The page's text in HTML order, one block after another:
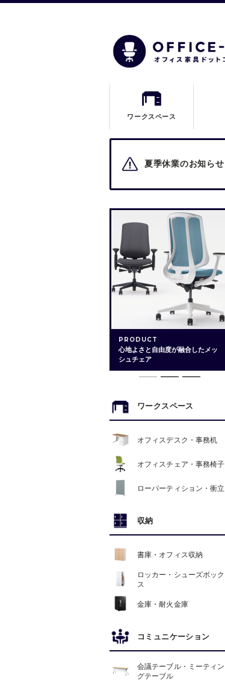
ワークスペース
夏季休業のお知らせ
PRODUCT
心地よさと自由度が融合したメッ
シュチェア
ワークスペース
オフィスデスク・事務机
オフィスチェア・事務椅子
ローパーティション・衝立
収納
書庫・オフィス収納
ロッカー・シューズボック
ス
金庫・耐火金庫
コミュニケーション
会議テーブル・ミーティン
グテーブル